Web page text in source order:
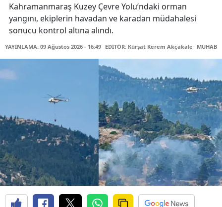
Kahramanmaraş Kuzey Çevre Yolu’ndaki orman
yangını, ekiplerin havadan ve karadan müdahalesi
sonucu kontrol altına alındı.
YAYINLAMA: 09 Ağustos 2026 - 16:49 EDİTÖR: Kürşat Kerem Akçakale